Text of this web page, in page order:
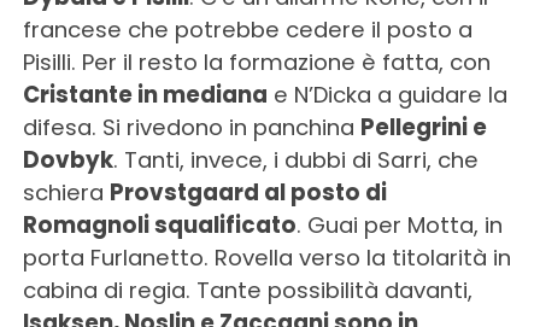
francese che potrebbe cedere il posto a
Pisilli. Per il resto la formazione è fatta, con
Cristante in mediana e N’Dicka a guidare la
difesa. Si rivedono in panchina Pellegrini e
Dovbyk. Tanti, invece, i dubbi di Sarri, che
schiera Provstgaard al posto di
Romagnoli squalificato. Guai per Motta, in
porta Furlanetto. Rovella verso la titolarità in
cabina di regia. Tante possibilità davanti,